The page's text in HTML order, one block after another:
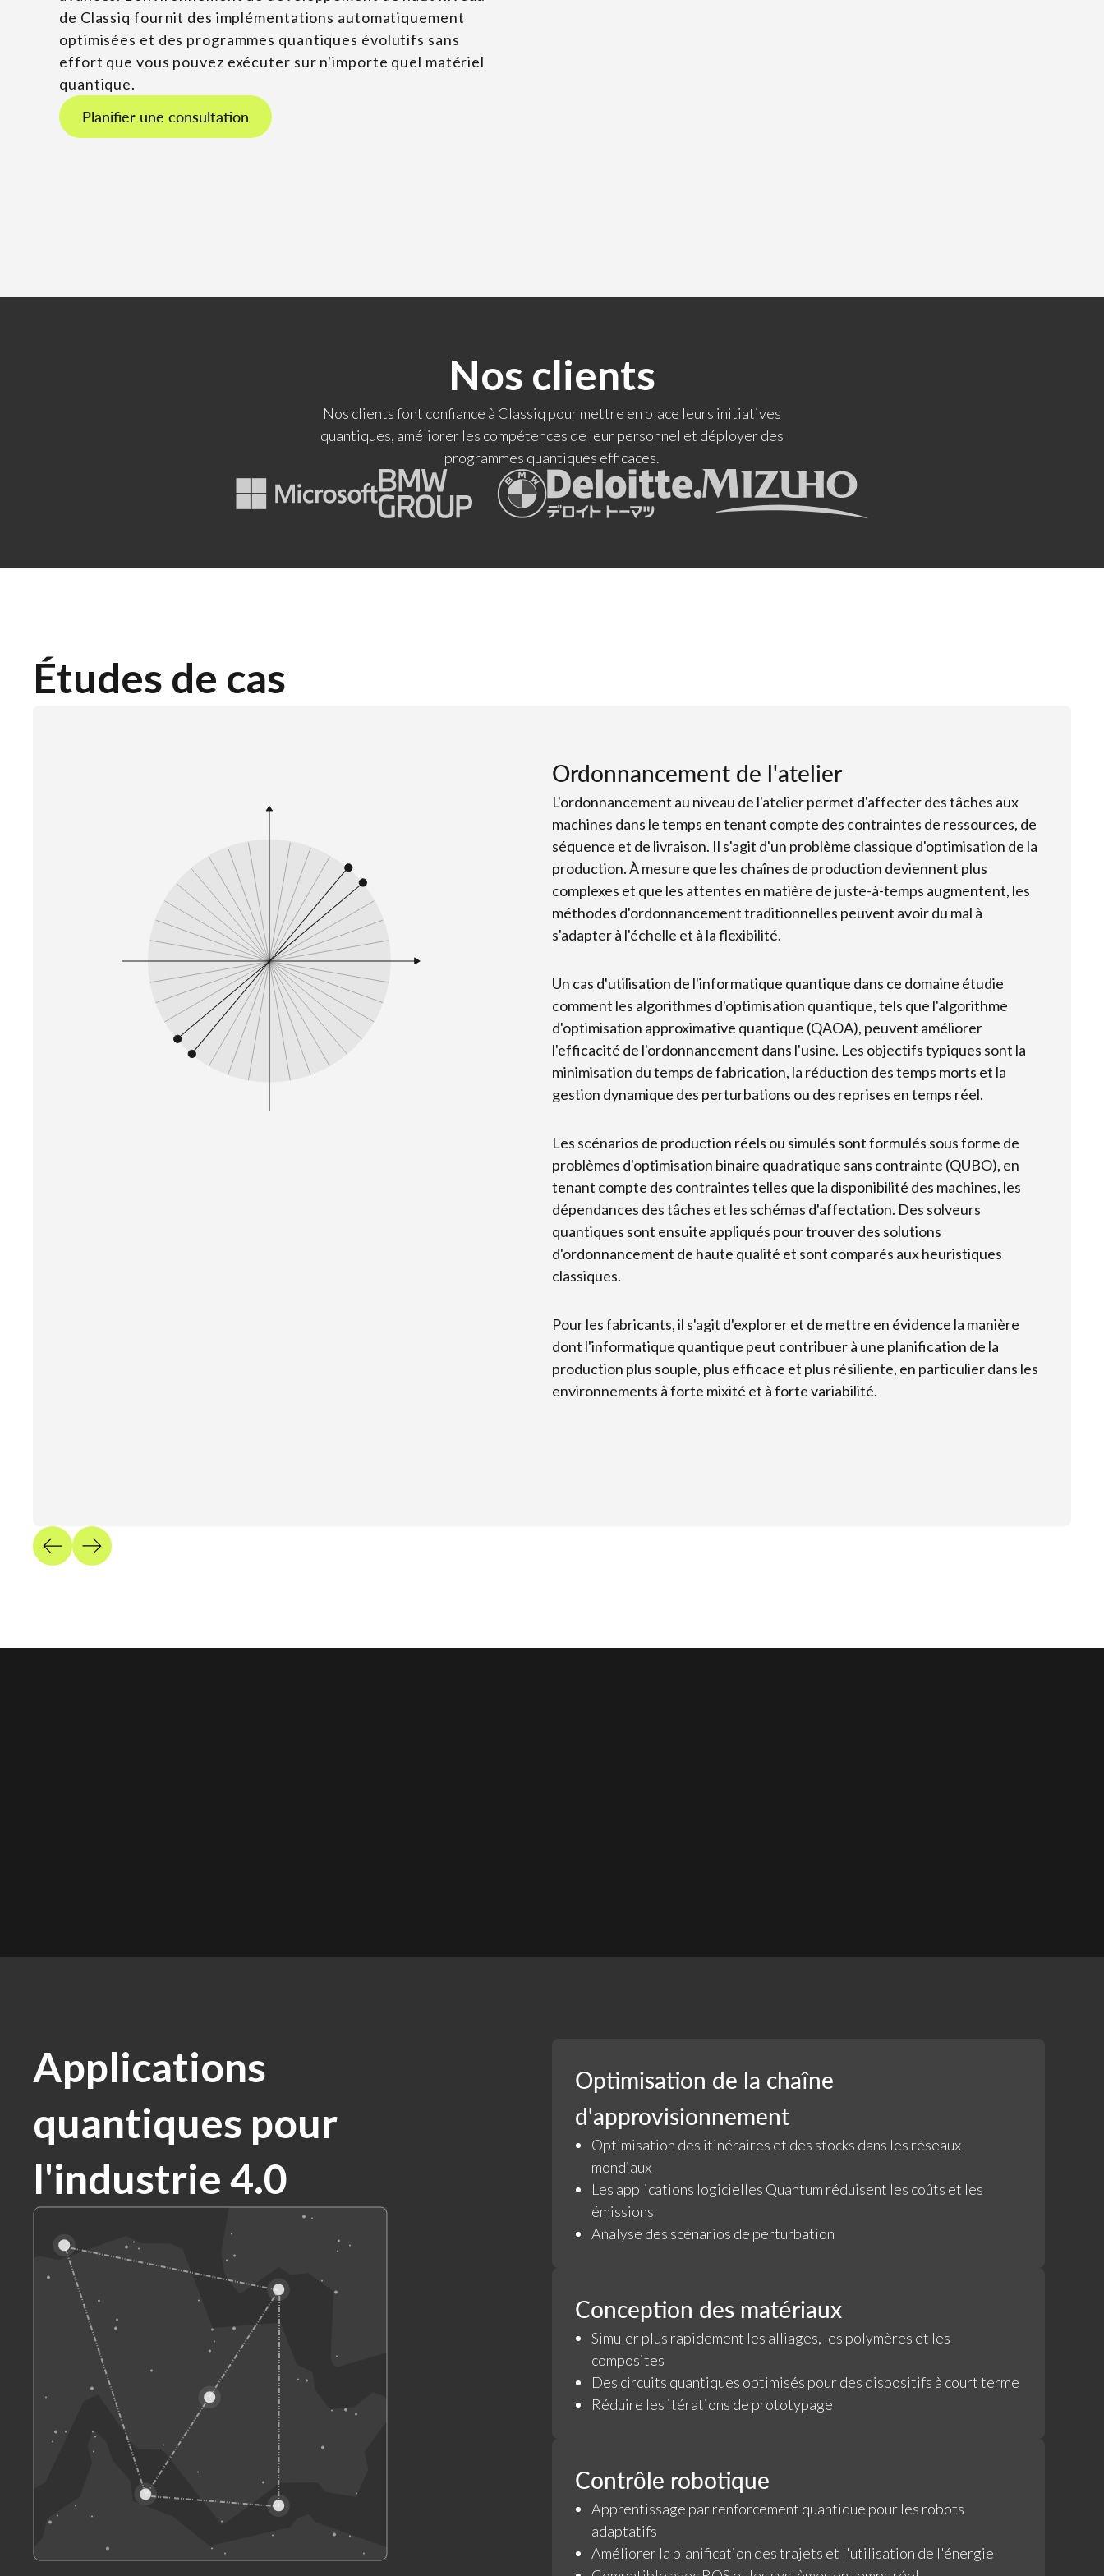
de Classiq fournit des implémentations automatiquement
optimisées et des programmes quantiques évolutifs sans
effort que vous pouvez exécuter sur n'importe quel matériel
quantique.
Planifier une consultation
Nos clients
Nos clients font confiance à Classiq pour mettre en place leurs initiatives
quantiques, améliorer les compétences de leur personnel et déployer des
programmes quantiques efficaces.
Études de cas
Ordonnancement de l'atelier
L'ordonnancement au niveau de l'atelier permet d'affecter des tâches aux
machines dans le temps en tenant compte des contraintes de ressources, de
séquence et de livraison. Il s'agit d'un problème classique d'optimisation de la
production. À mesure que les chaînes de production deviennent plus
complexes et que les attentes en matière de juste-à-temps augmentent, les
méthodes d'ordonnancement traditionnelles peuvent avoir du mal à
s'adapter à l'échelle et à la flexibilité.
Un cas d'utilisation de l'informatique quantique dans ce domaine étudie
comment les algorithmes d'optimisation quantique, tels que l'algorithme
d'optimisation approximative quantique (QAOA), peuvent améliorer
l'efficacité de l'ordonnancement dans l'usine. Les objectifs typiques sont la
minimisation du temps de fabrication, la réduction des temps morts et la
gestion dynamique des perturbations ou des reprises en temps réel.
Les scénarios de production réels ou simulés sont formulés sous forme de
problèmes d'optimisation binaire quadratique sans contrainte (QUBO), en
tenant compte des contraintes telles que la disponibilité des machines, les
dépendances des tâches et les schémas d'affectation. Des solveurs
quantiques sont ensuite appliqués pour trouver des solutions
d'ordonnancement de haute qualité et sont comparés aux heuristiques
classiques.
Pour les fabricants, il s'agit d'explorer et de mettre en évidence la manière
dont l'informatique quantique peut contribuer à une planification de la
production plus souple, plus efficace et plus résiliente, en particulier dans les
environnements à forte mixité et à forte variabilité.
Applications
quantiques pour
l'industrie 4.0
Optimisation de la chaîne
d'approvisionnement
Optimisation des itinéraires et des stocks dans les réseaux
mondiaux
Les applications logicielles Quantum réduisent les coûts et les
émissions
Analyse des scénarios de perturbation
Conception des matériaux
Simuler plus rapidement les alliages, les polymères et les
composites
Des circuits quantiques optimisés pour des dispositifs à court terme
Réduire les itérations de prototypage
Contrôle robotique
Apprentissage par renforcement quantique pour les robots
adaptatifs
Améliorer la planification des trajets et l'utilisation de l'énergie